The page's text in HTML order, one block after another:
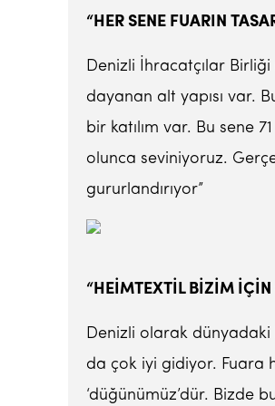
“HER SENE FUARIN
Denizli İhracatçılar Birliği
dayanan alt yapısı var.
bir katılım var. Bu sene
olunca seviniyoruz.
gururlandırıyor”
“HEİMTEXTİL BİZİM
Denizli olarak dünyadaki
da çok iyi gidiyor. Fuara
‘düğünümüz’dür. Bizde